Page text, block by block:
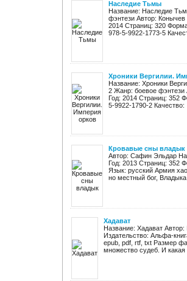
Наследие Тьмы
Название: Наследие
фэнтези Автор: Конычев
2014 Страниц: 320
978-5-9922-1773-5
Хроники Вергилии.
Название: Хроники
2 Жанр: боевое фэнтези
Год: 2014 Страниц: 352
5-9922-1790-2 Качество:
Кровавые сны владык
Автор: Сафин Эльдар
Год: 2013 Страниц: 352
Язык: русский Армия
но местный бог,
Хадават
Название: Хадават
Издательство: Альфа-
epub, pdf, rtf, txt Размер
множество судеб. И какая